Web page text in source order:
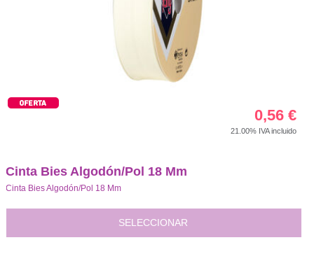
0,56 €
21.00% IVA incluido
Cinta Bies Algodón/Pol 18 Mm
Cinta Bies Algodón/Pol 18 Mm
SELECCIONAR